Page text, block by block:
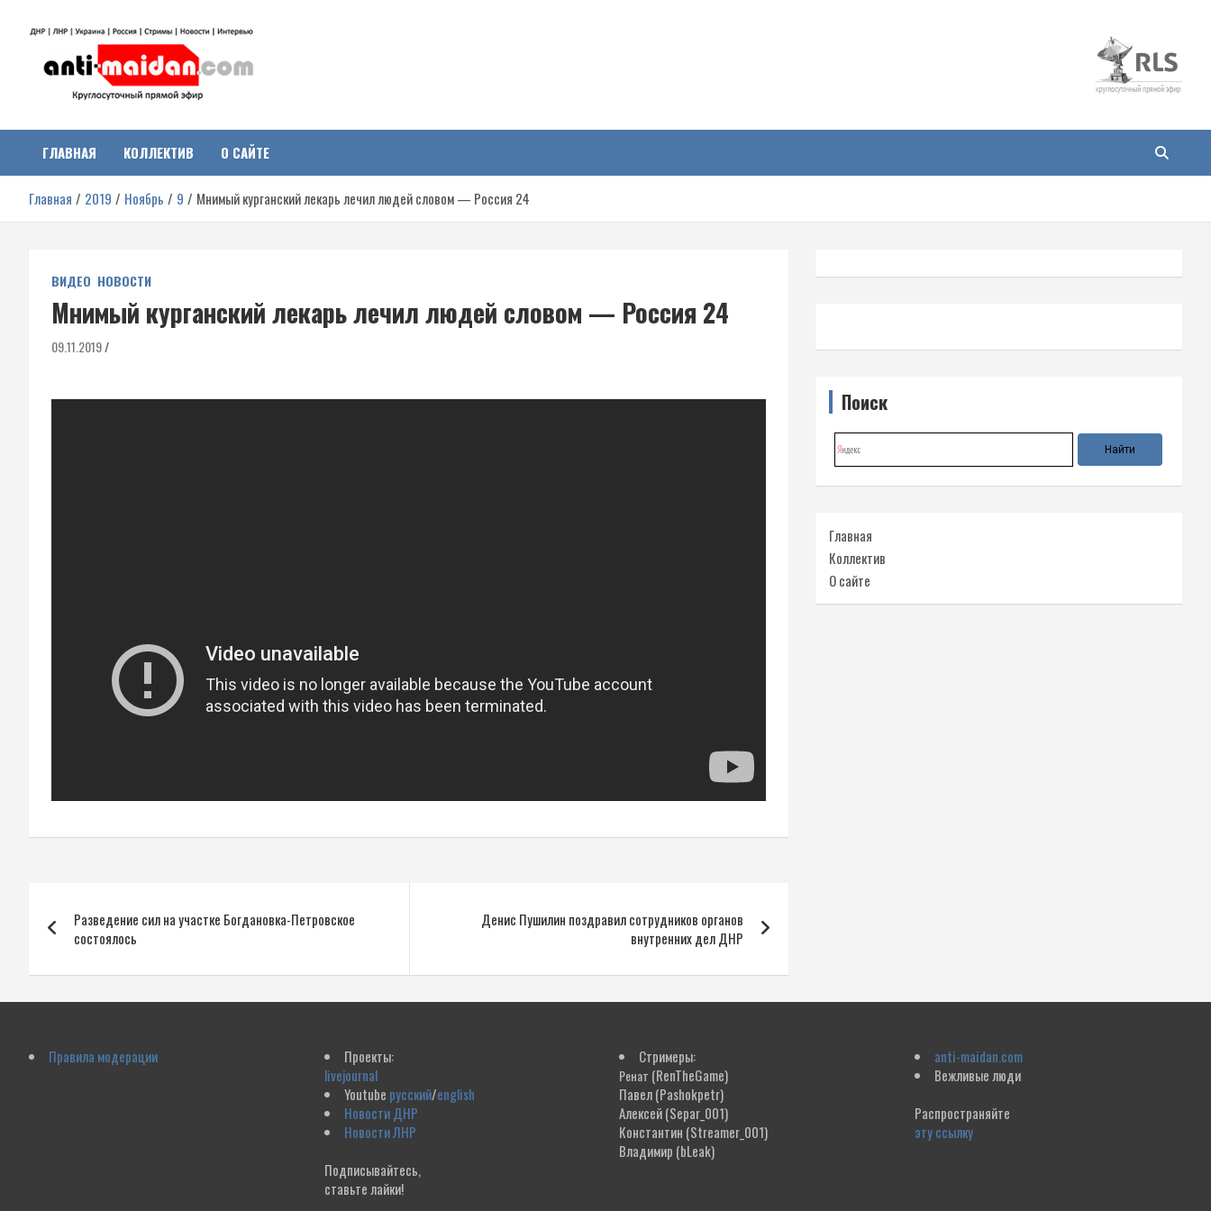
Антимайдан:
Гражданская война на
Украине
о гражданской войне на Украине, включая события в Новороссии,
ДНР, ЛНР и других регионах.
ГЛАВНАЯ КОЛЛЕКТИВ О САЙТЕ
Главная 2019 Ноябрь 9 Мнимый курганский лекарь лечил людей словом — Россия 24
ВИДЕО НОВОСТИ
Мнимый курганский лекарь лечил людей словом — Россия 24
09.11.2019
по
записям
Разведение сил на участке Богдановка-Петровское
состоялось
Денис Пушилин поздравил сотрудников органов
внутренних дел ДНР
Поиск
Главная
Коллектив
О сайте
Правила модерации
Проекты:
livejournal
Youtube русский/english
Новости ДНР
Новости ЛНР
Подписывайтесь,
ставьте лайки!
Стримеры:
Ренат (RenTheGame)
Павел(Pashokpetr)
Алексей(Separ_001)
Константин (Streamer_001)
Владимир (bLeak)
anti-maidan.com
Вежливые люди
Распространяйте
эту ссылку